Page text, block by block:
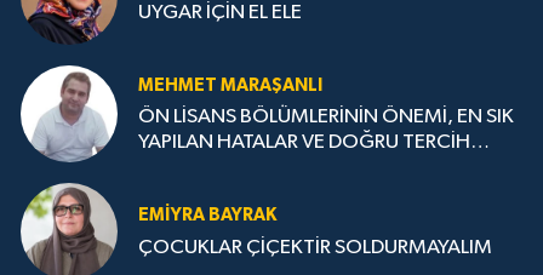
UYGAR İÇİN EL ELE
MEHMET MARAŞANLI
ÖN LİSANS BÖLÜMLERİNİN ÖNEMİ, EN SIK
YAPILAN HATALAR VE DOĞRU TERCİH
EMIYRA BAYRAK
ÇOCUKLAR ÇİÇEKTİR SOLDURMAYALIM